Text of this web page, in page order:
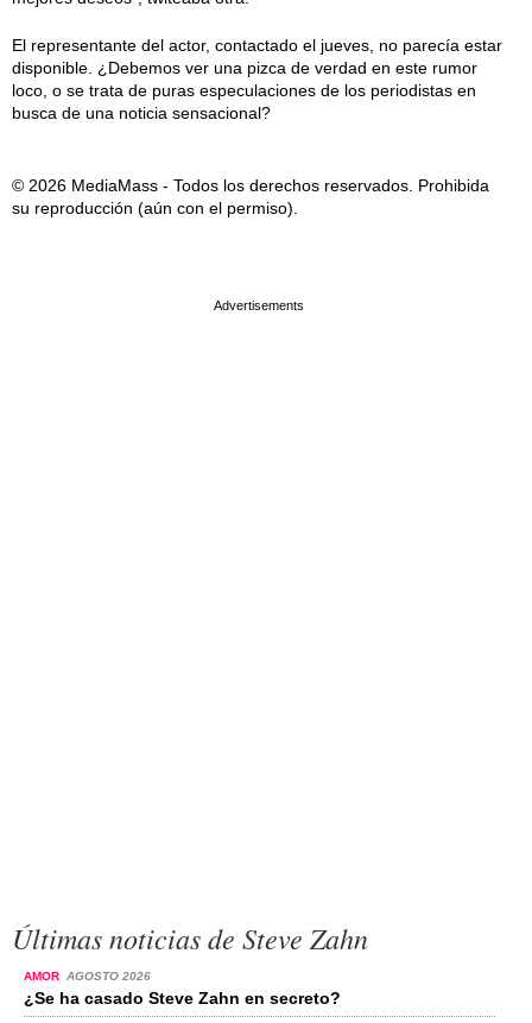
El representante del actor, contactado el jueves, no parecía estar
disponible. ¿Debemos ver una pizca de verdad en este rumor
loco, o se trata de puras especulaciones de los periodistas en
busca de una noticia sensacional?
© 2026 MediaMass - Todos los derechos reservados. Prohibida
su reproducción (aún con el permiso).
Últimas noticias de Steve Zahn
AMOR AGOSTO 2026
¿Se ha casado Steve Zahn en secreto?